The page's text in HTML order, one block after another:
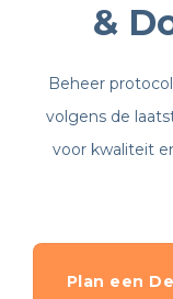
&
Beheer
volgens de
voor kwaliteit
Plan een